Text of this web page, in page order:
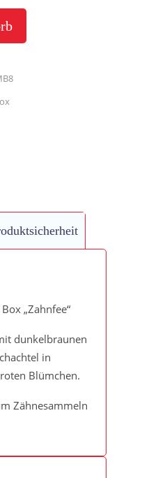
„Zahnfee“
dunkelbraunen
in
Blümchen.
Zähnesammeln